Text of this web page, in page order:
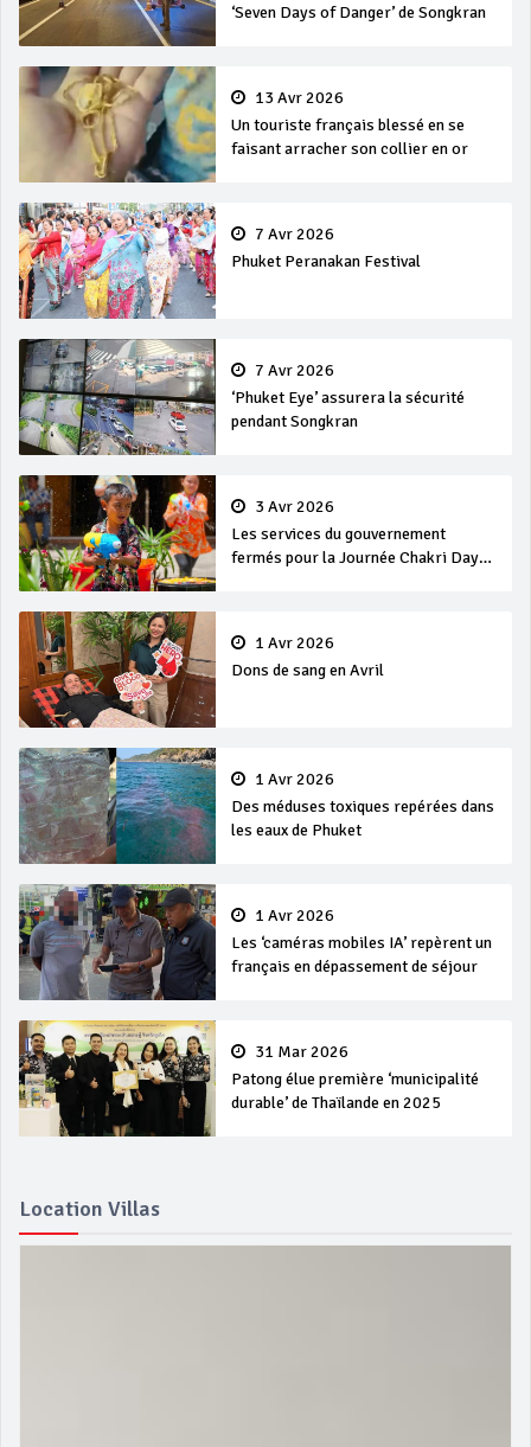
‘Seven Days of Danger’ de Songkran
13 Avr 2026
Un touriste français blessé en se
faisant arracher son collier en or
7 Avr 2026
Phuket Peranakan Festival
7 Avr 2026
‘Phuket Eye’ assurera la sécurité
pendant Songkran
3 Avr 2026
Les services du gouvernement
fermés pour la Journée Chakri Day
1 Avr 2026
Dons de sang en Avril
1 Avr 2026
Des méduses toxiques repérées dans
les eaux de Phuket
1 Avr 2026
Les ‘caméras mobiles IA’ repèrent un
français en dépassement de séjour
31 Mar 2026
Patong élue première ‘municipalité
durable’ de Thaïlande en 2025
Location Villas